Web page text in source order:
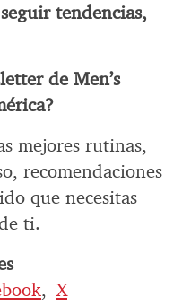
tendencias,
de Men’s
mejores rutinas,
recomendaciones
que necesitas
ti.
,X